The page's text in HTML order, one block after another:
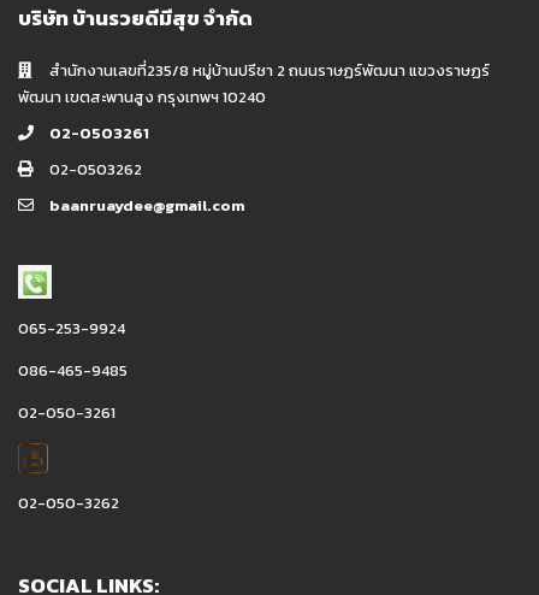
บริษัท บ้านรวยดีมีสุข จำกัด
สำนักงานเลขที่235/8 หมู่บ้านปรีชา 2 ถนนราษฏร์พัฒนา แขวงราษฏร์
พัฒนา เขตสะพานสูง กรุงเทพฯ 10240
02-0503261
02-0503262
baanruaydee@gmail.com
065-253-9924
086-465-9485
02-050-3261
02-050-3262
SOCIAL LINKS: